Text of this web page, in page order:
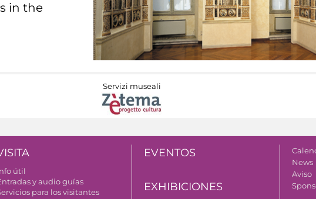
in the
Servizi museali
útil
y audio guías
para los visitantes
EVENTOS
EXHIBICIONES
News
Aviso